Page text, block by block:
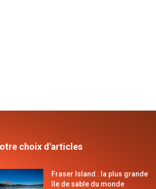
choix d'articles
Fraser Island : la plus grande
île de sable du monde